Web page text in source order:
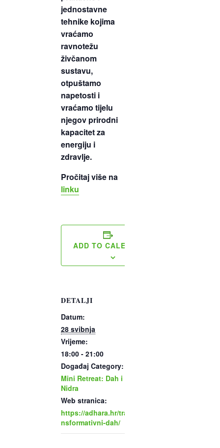
jednostavne
tehnike kojima
vraćamo
ravnotežu
živčanom
sustavu,
otpuštamo
napetosti i
vraćamo tijelu
njegov prirodni
kapacitet za
energiju i
zdravlje.
Pročitaj više na
linku
ADD TO CALENDAR
DETALJI
Datum:
28 svibnja
Vrijeme:
18:00 - 21:00
Događaj Category:
Mini Retreat: Dah i
Nidra
Web stranica:
https://adhara.hr/tra
nsformativni-dah/